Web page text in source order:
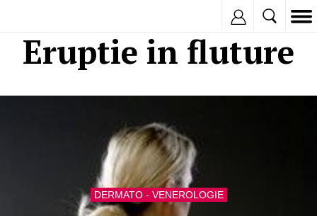
Eruptie in fluture
DERMATO - VENEROLOGIE